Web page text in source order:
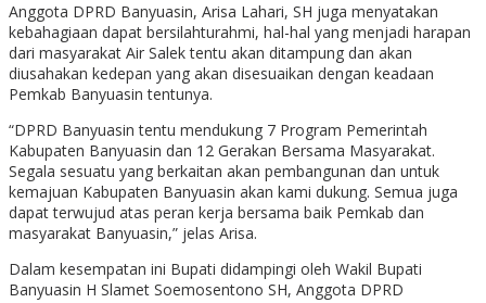
Anggota DPRD Banyuasin, Arisa Lahari, SH juga menyatakan
kebahagiaan dapat bersilahturahmi, hal-hal yang menjadi harapan
dari masyarakat Air Salek tentu akan ditampung dan akan
diusahakan kedepan yang akan disesuaikan dengan keadaan
Pemkab Banyuasin tentunya.
“DPRD Banyuasin tentu mendukung 7 Program Pemerintah
Kabupaten Banyuasin dan 12 Gerakan Bersama Masyarakat.
Segala sesuatu yang berkaitan akan pembangunan dan untuk
kemajuan Kabupaten Banyuasin akan kami dukung. Semua juga
dapat terwujud atas peran kerja bersama baik Pemkab dan
masyarakat Banyuasin,” jelas Arisa.
Dalam kesempatan ini Bupati didampingi oleh Wakil Bupati
Banyuasin H Slamet Soemosentono SH, Anggota DPRD